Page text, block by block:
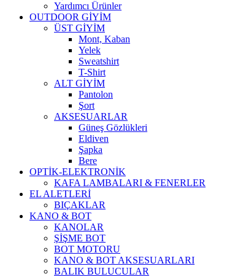
Yardımcı Ürünler
OUTDOOR GİYİM
ÜST GİYİM
Mont, Kaban
Yelek
Sweatshirt
T-Shirt
ALT GİYİM
Pantolon
Şort
AKSESUARLAR
Güneş Gözlükleri
Eldiven
Şapka
Bere
OPTİK-ELEKTRONİK
KAFA LAMBALARI & FENERLER
EL ALETLERİ
BIÇAKLAR
KANO & BOT
KANOLAR
ŞİŞME BOT
BOT MOTORU
KANO & BOT AKSESUARLARI
BALIK BULUCULAR